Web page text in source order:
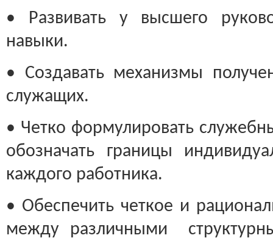
• Развивать у высшего
навыки.
• Создавать механизмы
служащих.
• Четко формулировать
обозначать границы
каждого работника.
• Обеспечить четкое и
между различными